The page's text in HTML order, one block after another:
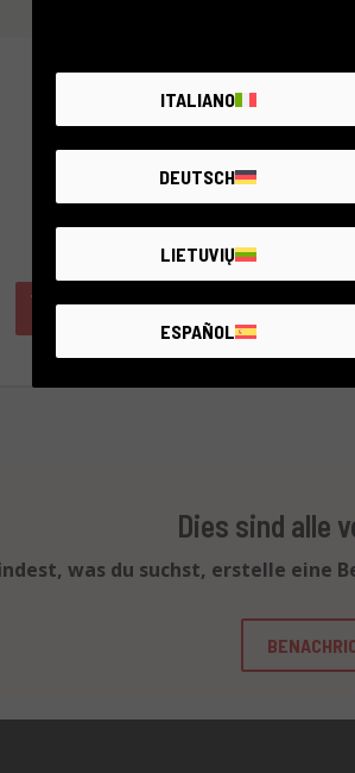
Dies sind alle
was du suchst, erstelle eine
ITALIANO
DEUTSCH
LIETUVIŲ
ESPAÑOL